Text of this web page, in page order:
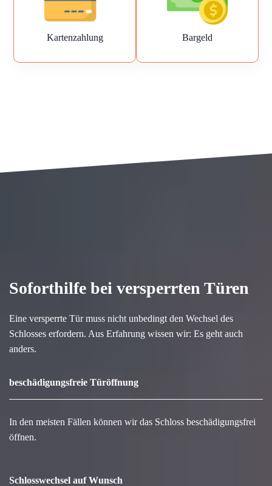
Kartenzahlung Bargeld
Soforthilfe bei versperrten Türen
Eine versperrte Tür muss nicht unbedingt den Wechsel des
Schlosses erfordern. Aus Erfahrung wissen wir: Es geht auch
anders.
beschädigungsfreie Türöffnung
In den meisten Fällen können wir das Schloss beschädigungsfrei
öffnen.
Schlosswechsel auf Wunsch